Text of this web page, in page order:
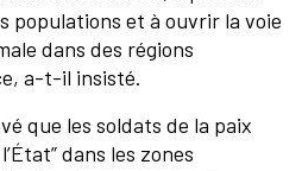
populations et à ouvrir la voie
dans des régions
a-t-il insisté.
que les soldats de la paix
dans les zones